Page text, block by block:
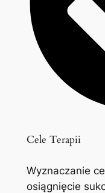
Cele Terapii
Wyznaczanie
osiągnięcie